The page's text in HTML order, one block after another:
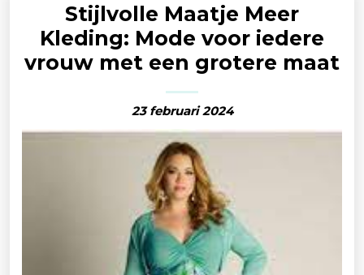
Stijlvolle Maatje Meer
Kleding: Mode voor iedere
vrouw met een grotere maat
23 februari 2024